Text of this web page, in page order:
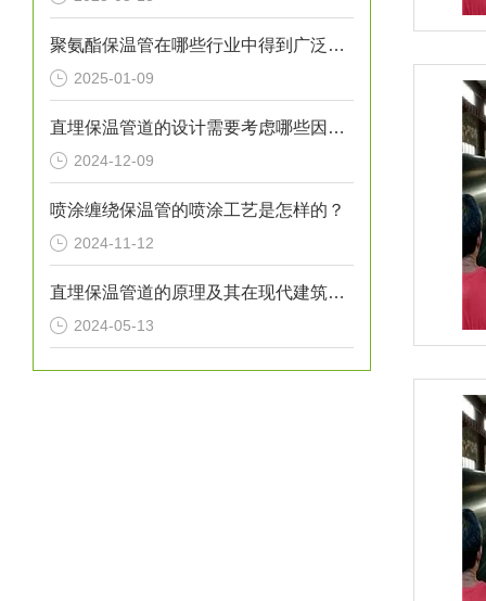
聚氨酯保温管在哪些行业中得到广泛应用？
2025-01-09
直埋保温管道的设计需要考虑哪些因素？
2024-12-09
喷涂缠绕保温管的喷涂工艺是怎样的？
2024-11-12
直埋保温管道的原理及其在现代建筑中的应用
2024-05-13